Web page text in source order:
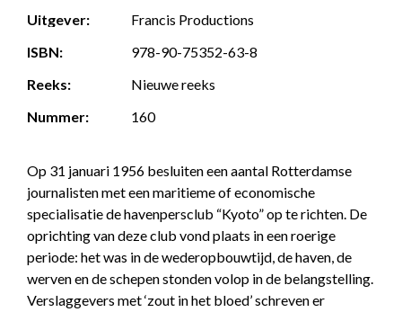
Uitgever:
Francis Productions
ISBN:
978-90-75352-63-8
Reeks:
Nieuwe reeks
Nummer:
160
Op 31 januari 1956 besluiten een aantal Rotterdamse
journalisten met een maritieme of economische
specialisatie de havenpersclub “Kyoto” op te richten. De
oprichting van deze club vond plaats in een roerige
periode: het was in de wederopbouwtijd, de haven, de
werven en de schepen stonden volop in de belangstelling.
Verslaggevers met ‘zout in het bloed’ schreven er